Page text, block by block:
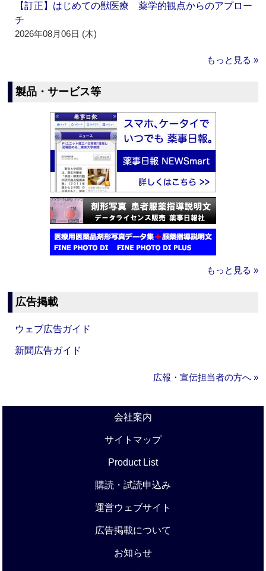
【訂正】はじめての獣医療 薬学的観点からのアプロー
チ
2026年08月06日 (木)
もっと見る »
製品・サービス等
もっと見る »
広告掲載
ウェブ広告ガイド
新聞広告ガイド
広報・宣伝担当者の方へ »
会社案内
サイトマップ
Product List
購読・試読申込み
運営ウェブサイト
広告掲載について
お知らせ